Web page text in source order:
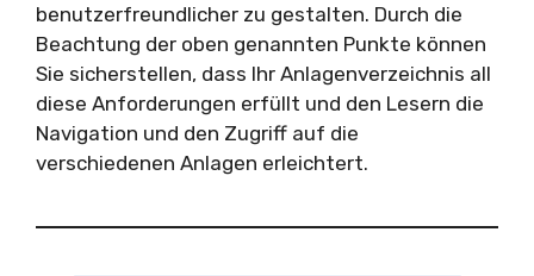
benutzerfreundlicher zu gestalten. Durch die
Beachtung der oben genannten Punkte können
Sie sicherstellen, dass Ihr Anlagenverzeichnis all
diese Anforderungen erfüllt und den Lesern die
Navigation und den Zugriff auf die
verschiedenen Anlagen erleichtert.